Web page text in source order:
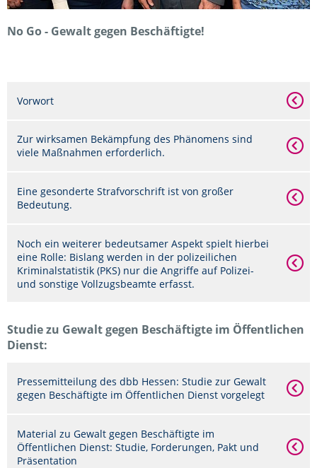
No Go - Gewalt gegen Beschäftigte!
Vorwort
Zur wirksamen Bekämpfung des Phänomens sind
viele Maßnahmen erforderlich.
Eine gesonderte Strafvorschrift ist von großer
Bedeutung.
Noch ein weiterer bedeutsamer Aspekt spielt hierbei
eine Rolle: Bislang werden in der polizeilichen
Kriminalstatistik (PKS) nur die Angriffe auf Polizei-
und sonstige Vollzugsbeamte erfasst.
Studie zu Gewalt gegen Beschäftigte im Öffentlichen
Dienst:
Pressemitteilung des dbb Hessen: Studie zur Gewalt
gegen Beschäftigte im Öffentlichen Dienst vorgelegt
Material zu Gewalt gegen Beschäftigte im
Öffentlichen Dienst: Studie, Forderungen, Pakt und
Präsentation